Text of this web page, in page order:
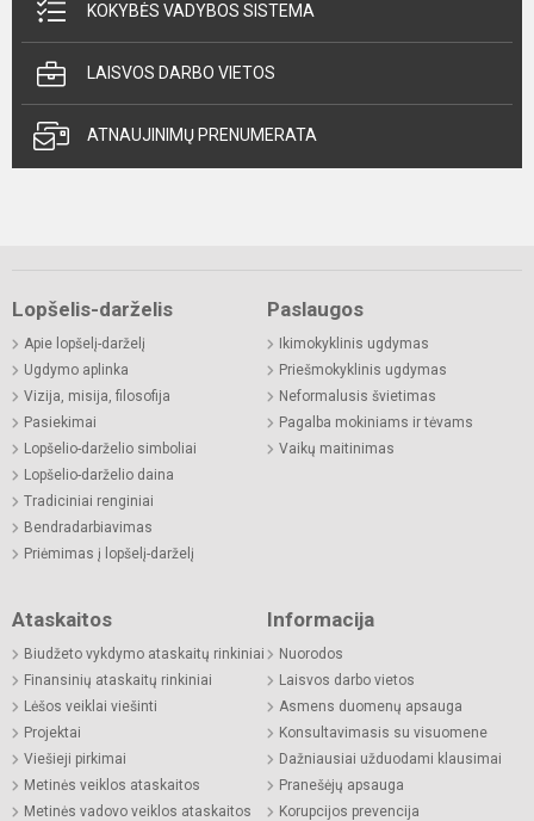
KOKYBĖS VADYBOS SISTEMA
LAISVOS DARBO VIETOS
ATNAUJINIMŲ PRENUMERATA
Lopšelis-darželis
Apie lopšelį-darželį
Ugdymo aplinka
Vizija, misija, filosofija
Pasiekimai
Lopšelio-darželio simboliai
Lopšelio-darželio daina
Tradiciniai renginiai
Bendradarbiavimas
Priėmimas į lopšelį-darželį
Paslaugos
Ikimokyklinis ugdymas
Priešmokyklinis ugdymas
Neformalusis švietimas
Pagalba mokiniams ir tėvams
Vaikų maitinimas
Ataskaitos
Biudžeto vykdymo ataskaitų rinkiniai
Finansinių ataskaitų rinkiniai
Lėšos veiklai viešinti
Projektai
Viešieji pirkimai
Metinės veiklos ataskaitos
Metinės vadovo veiklos ataskaitos
Informacija
Nuorodos
Laisvos darbo vietos
Asmens duomenų apsauga
Konsultavimasis su visuomene
Dažniausiai užduodami klausimai
Pranešėjų apsauga
Korupcijos prevencija